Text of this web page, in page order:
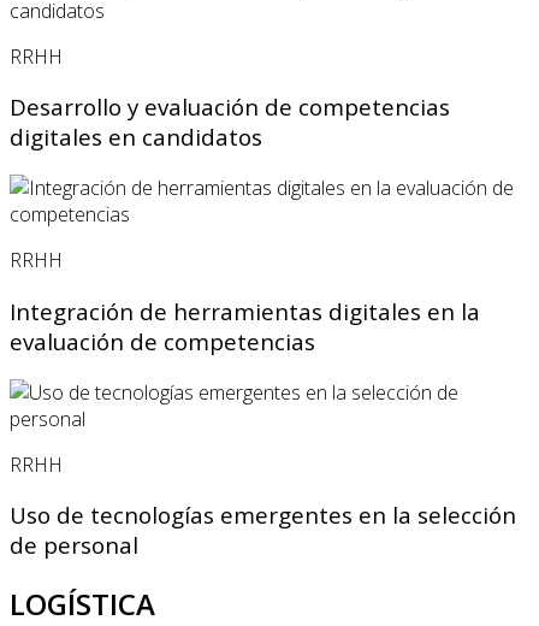
RRHH
Desarrollo y evaluación de competencias
digitales en candidatos
RRHH
Integración de herramientas digitales en la
evaluación de competencias
RRHH
Uso de tecnologías emergentes en la selección
de personal
LOGÍSTICA